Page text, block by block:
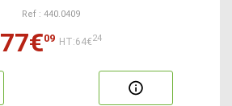
Ref : 440.0409
77€09 HT:64€24